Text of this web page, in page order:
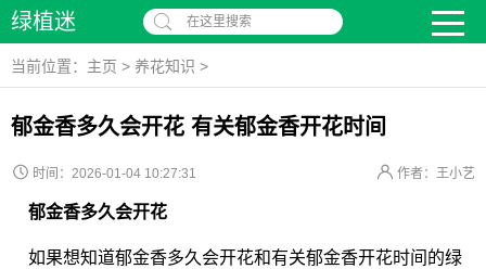
绿植迷 在这里搜索
当前位置： 主页 > 养花知识 >
郁金香多久会开花 有关郁金香开花时间
时间：2026-01-04 10:27:31 作者：王小艺
郁金香多久会开花
如果想知道郁金香多久会开花和有关郁金香开花时间的绿